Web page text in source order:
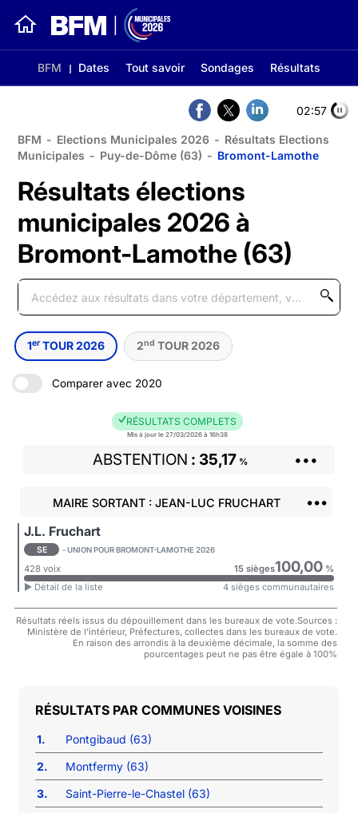
BFM Dates Tout savoir Sondages Résultats
02:56
BFM - Elections Municipales 2026 - Résultats Elections
Municipales - Puy-de-Dôme (63) - Bromont-Lamothe
Résultats élections
municipales 2026 à
Bromont-Lamothe (63)
1er TOUR 2026 2nd TOUR 2026
Comparer avec 2020
RÉSULTATS COMPLETS
Mis à jour le 27/03/2026 à 16h38
ABSTENTION 35,17 % •••
MAIRE SORTANT : JEAN-LUC FRUCHART •••
J.L. Fruchart
SE - UNION POUR BROMONT-LAMOTHE 2026
428 voix 15 sièges100,00%
► Détail de la liste
4 sièges communautaires
Résultats réels issus du dépouillement dans les bureaux de vote.Sources :
Ministère de l'intérieur, Préfectures, collectes dans les bureaux de vote.
En raison des arrondis à la deuxième décimale, la somme des
pourcentages peut ne pas être égale à 100%
COMMUNES VOISINES
1.
Pontgibaud (63)
2.
Montfermy (63)
3.
Saint-Pierre-le-Chastel (63)